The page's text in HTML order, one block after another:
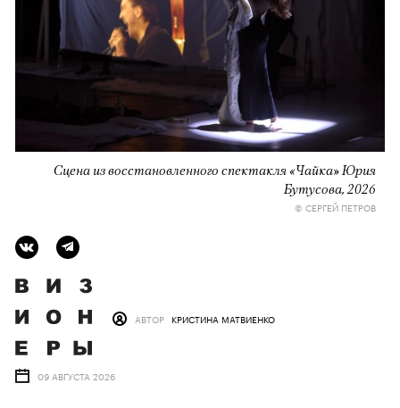
Сцена из восстановленного спектакля «Чайка» Юрия
Бутусова, 2026
© СЕРГЕЙ ПЕТРОВ
АВТОР КРИСТИНА МАТВИЕНКО
09 АВГУСТА 2026